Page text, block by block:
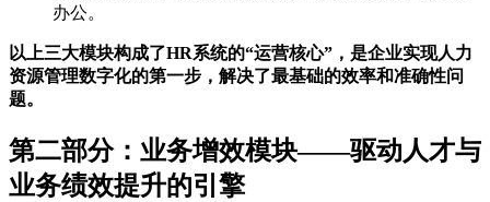
办公。
以上三大模块构成了HR系统的“运营核心”，是企业实现人力
资源管理数字化的第一步，解决了最基础的效率和准确性问
题。
第二部分：业务增效模块——驱动人才与
业务绩效提升的引擎